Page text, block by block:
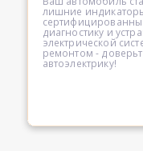
лишние
диагностику и
электрической
ремонтом -
автоэлектрику!